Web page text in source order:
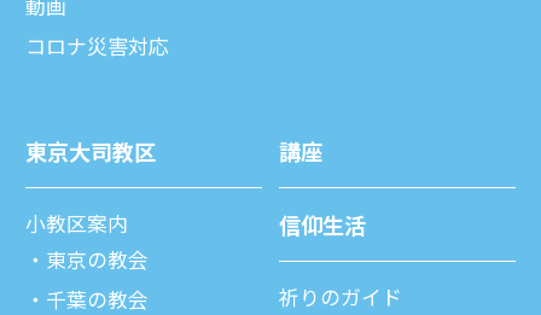
動画
コロナ災害対応
東京⼤司教区
⼩教区案内
東京の教会
千葉の教会
講座
信仰⽣活
祈りのガイド